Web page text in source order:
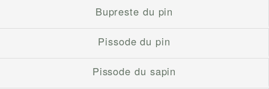
Bupreste du pin
Pissode du pin
Pissode du sapin